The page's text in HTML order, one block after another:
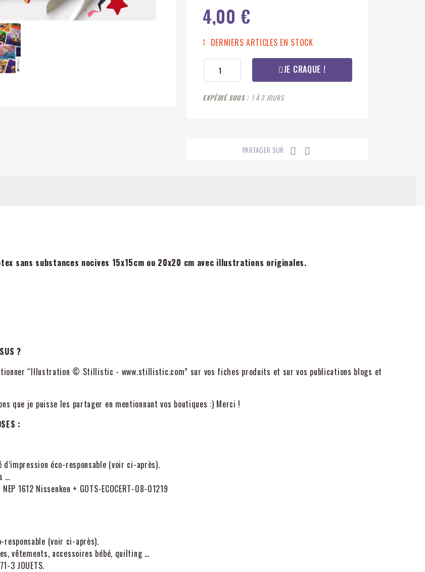
4,00 €
DERNIERS ARTICLES EN STOCK
JE CRAQUE !
EXPÉDIÉ SOUS 1 À 3 JOURS
PARTAGER SUR
sans substances nocives 15x15cm ou 20x20 cm avec illustrations originales.
?
“Illustration © Stillistic - www.stillistic.com” sur vos fiches produits et sur vos publications blogs et
que je puisse les partager en mentionnant vos boutiques :) Merci !
:
éco-responsable (voir ci-après).
…
1612 Nissenken + GOTS-ECOCERT-08-01219
responsable (voir ci-après).
vêtements, accessoires bébé, quilting …
3 JOUETS.